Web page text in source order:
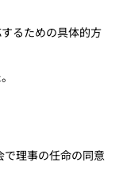
るための具体的方
理事の任命の同意